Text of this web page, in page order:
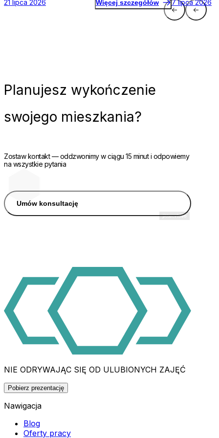
21 lipca 2026 Więcej szczegółów 7 lipca 2026
Planujesz wykończenie
swojego mieszkania?
Zostaw kontakt — oddzwonimy w ciągu 15 minut i odpowiemy
na wszystkie pytania
Umów konsultację
NIE ODRYWAJĄC SIĘ OD ULUBIONYCH ZAJĘĆ
Pobierz prezentację
Nawigacja
Blog
Oferty pracy